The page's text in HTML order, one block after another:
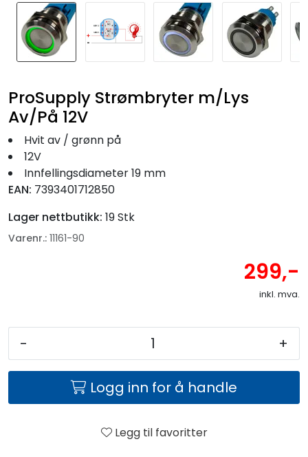
ProSupply Strømbryter m/Lys
Av/På 12V
Hvit av / grønn på
12V
Innfellingsdiameter 19 mm
EAN: 7393401712850
Lager nettbutikk: 19 Stk
Varenr.: 11161-90
299,-
inkl. mva.
- +
Logg inn for å handle
Legg til favoritter
Nyheter